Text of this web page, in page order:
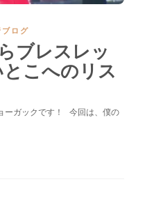
ログ
ブレスレッ
とこへのリス
ーガックです！ 今回は、僕の